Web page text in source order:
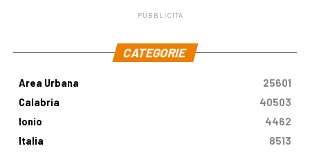
PUBBLICITÀ
CATEGORIE
Area Urbana
25601
Calabria
40503
Ionio
4462
Italia
8513